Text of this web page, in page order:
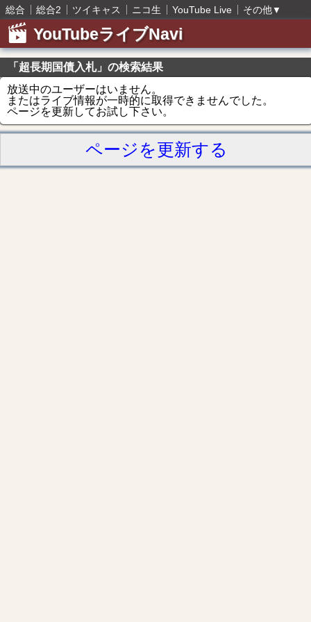
総合 総合2 ツイキャス ニコ生 YouTube Live その他▼
YouTubeライブNavi
「超長期国債入札」の検索結果
放送中のユーザーはいません。
またはライブ情報が一時的に取得できませんでした。
ページを更新してお試し下さい。
ページを更新する